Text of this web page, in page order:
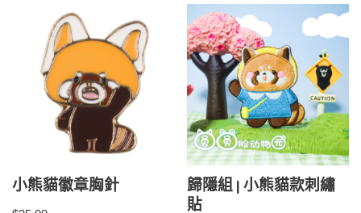
小熊貓徽章胸針 歸隱組 | 小熊貓款刺繡
貼